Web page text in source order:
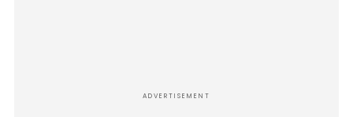
ADVERTISEMENT